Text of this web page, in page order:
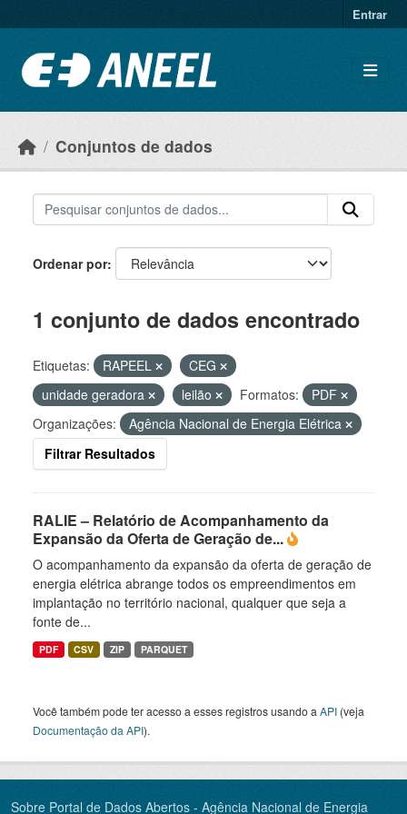
Entrar
Conjuntos de dados
Ordenar por
1 conjunto de dados encontrado
Etiquetas: RAPEEL
CEG
unidade geradora
leilão Formatos:
PDF
Organizações:
Agência Nacional de Energia Elétrica
Filtrar Resultados
RALIE – Relatório de Acompanhamento da
Expansão da Oferta de Geração de...
O acompanhamento da expansão da oferta de geração de
energia elétrica abrange todos os empreendimentos em
implantação no território nacional, qualquer que seja a
fonte de...
PDF CSV ZIP PARQUET
Você também pode ter acesso a esses registros usando a API (veja
Documentação da API).
Sobre Portal de Dados Abertos - Agência Nacional de Energia